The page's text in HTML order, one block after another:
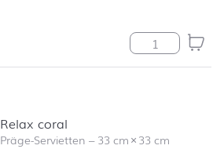
Relax grey
Relax coral
Präge-Servietten –33 cm×33 cm